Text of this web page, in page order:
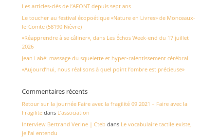
Les articles-clés de l’AFONT depuis sept ans
Le toucher au festival écopoétique «Nature en Livres» de Monceaux-
le-Comte (58190 Nièvre)
«Réapprendre à se câliner», dans Les Échos Week-end du 17 juillet
2026
Jean Labé: massage du squelette et hyper-ralentissement cérébral
«Aujourd’hui, nous réalisons à quel point l’ombre est précieuse»
Commentaires récents
Retour sur la journée Faire avec la fragilité 09 2021 – Faire avec la
Fragilitedans L’association
Interview Bertrand Verine | Cteb dans Le vocabulaire tactile existe,
je l’ai entendu